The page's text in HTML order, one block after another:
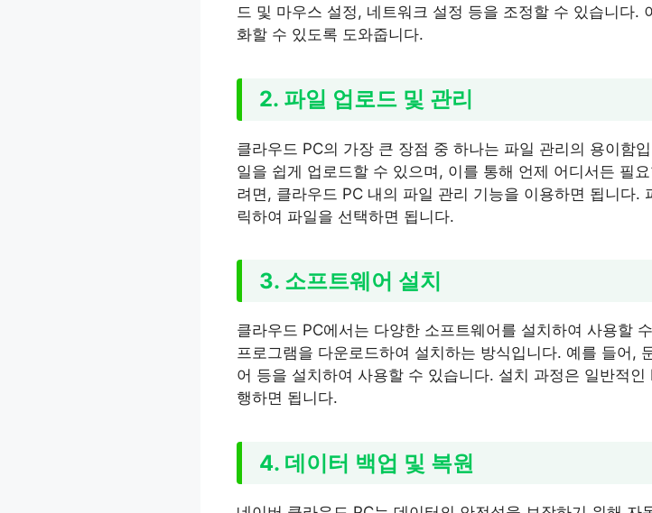
드 및 마우스 설정, 네트워크 설정 등을 조정할 수 있습니다.
화할 수 있도록 도와줍니다.
2. 파일 업로드 및 관리
클라우드 PC의 가장 큰 장점 중 하나는 파일 관리의 용이함
일을 쉽게 업로드할 수 있으며, 이를 통해 언제 어디서든 필
려면, 클라우드 PC 내의 파일 관리 기능을 이용하면 됩니다.
릭하여 파일을 선택하면 됩니다.
3. 소프트웨어 설치
클라우드 PC에서는 다양한 소프트웨어를 설치하여 사용할
프로그램을 다운로드하여 설치하는 방식입니다. 예를 들어,
어 등을 설치하여 사용할 수 있습니다. 설치 과정은 일반적
행하면 됩니다.
4. 데이터 백업 및 복원